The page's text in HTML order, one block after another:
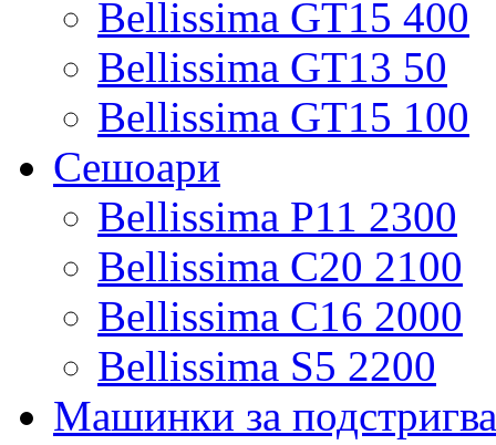
Bellissima GT15 400
Bellissima GT13 50
Bellissima GT15 100
Сешоари
Bellissima P11 2300
Bellissima C20 2100
Bellissima C16 2000
Bellissima S5 2200
Машинки за